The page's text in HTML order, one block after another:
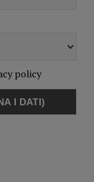
policy